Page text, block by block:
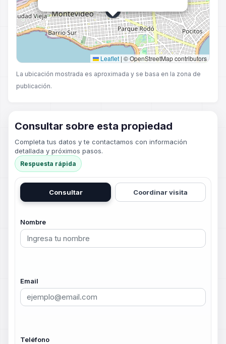
Leaflet | © OpenStreetMap contributors
La ubicación mostrada es aproximada y se basa en la zona de
publicación.
Consultar sobre esta propiedad
Completa tus datos y te contactamos con información
detallada y próximos pasos.
Respuesta rápida
Consultar Coordinar visita
Nombre
Email
Teléfono